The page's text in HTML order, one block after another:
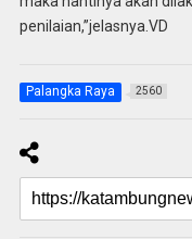
penilaian,”jelasnya.VD
Palangka Raya 2560